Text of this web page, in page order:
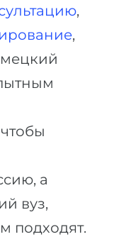
,
,
а
вуз,
подходят.